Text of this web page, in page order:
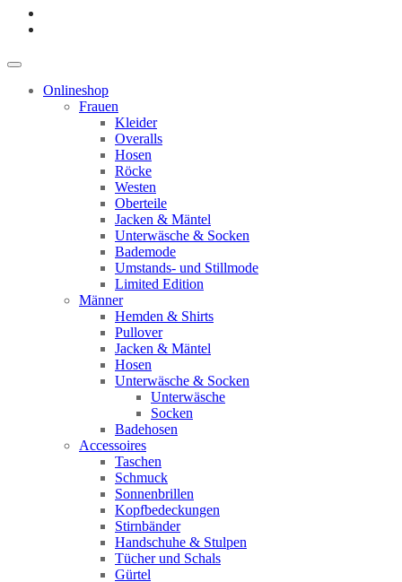
Onlineshop
Frauen
Kleider
Overalls
Hosen
Röcke
Westen
Oberteile
Jacken & Mäntel
Unterwäsche & Socken
Bademode
Umstands- und Stillmode
Limited Edition
Männer
Hemden & Shirts
Pullover
Jacken & Mäntel
Hosen
Unterwäsche & Socken
Unterwäsche
Socken
Badehosen
Accessoires
Taschen
Schmuck
Sonnenbrillen
Kopfbedeckungen
Stirnbänder
Handschuhe & Stulpen
Tücher und Schals
Gürtel